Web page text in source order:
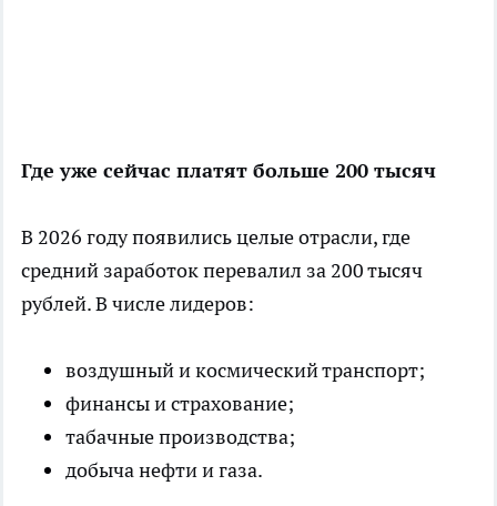
Где уже сейчас платят больше 200 тысяч
В 2026 году появились целые отрасли, где
средний заработок перевалил за 200 тысяч
рублей. В числе лидеров:
воздушный и космический транспорт;
финансы и страхование;
табачные производства;
добыча нефти и газа.